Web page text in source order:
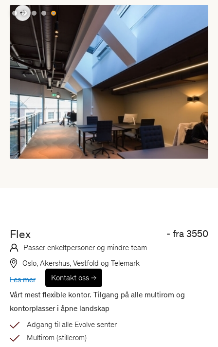
Flex - fra 3550
Passer enkeltpersoner og mindre team
Oslo, Akershus, Vestfold og Telemark
Les mer
Kontakt oss
Vårt mest flexible kontor. Tilgang på alle multirom og
kontorplasser i åpne landskap
Adgang til alle Evolve senter
Multirom (stillerom)